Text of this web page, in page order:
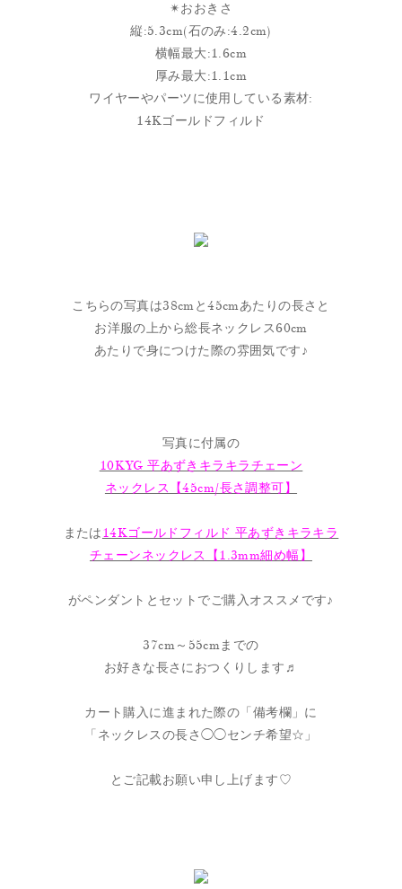
✴︎おおきさ
縦:5.3cm(石のみ:4.2cm)
横幅最大:1.6cm
厚み最大:1.1cm
ワイヤーやパーツに使用している素材:
14Kゴールドフィルド
こちらの写真は38cmと45cmあたりの長さと
お洋服の上から総長ネックレス60cm
あたりで身につけた際の雰囲気です♪
写真に付属の
10KYG 平あずきキラキラチェーン
ネックレス【45cm/長さ調整可】
または14Kゴールドフィルド 平あずきキラキラ
チェーンネックレス【1.3mm細め幅】
がペンダントとセットでご購入オススメです♪
37cm～55cmまでの
お好きな長さにおつくりします♬
カート購入に進まれた際の「備考欄」に
「ネックレスの長さ◯◯センチ希望☆」
とご記載お願い申し上げます♡